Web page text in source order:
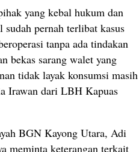
yang kebal hukum dan
pernah terlibat kasus
tanpa ada tindakan
bekas sarang walet yang
tidak layak konsumsi masih
Irawan dari LBH Kapuas
BGN Kayong Utara, Adi
meminta keterangan terkait